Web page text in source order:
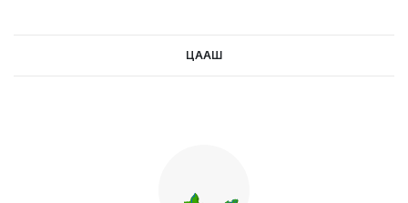
ЦААШ